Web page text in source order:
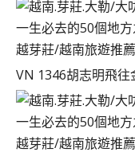
VN 1346胡志明飛往